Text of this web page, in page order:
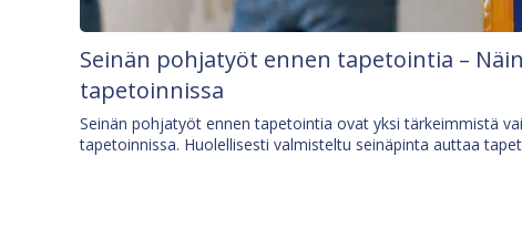
Seinän pohjatyöt ennen tapetointia –
tapetoinnissa
Seinän pohjatyöt ennen tapetointia ovat yksi tärkeimmistä
tapetoinnissa. Huolellisesti valmisteltu seinäpinta auttaa